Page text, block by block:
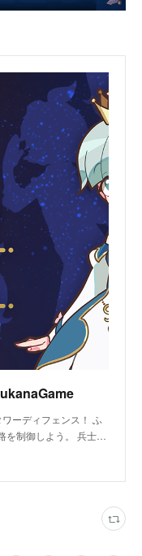
ーディフェンス！ ふ
を制御しよう。 兵士…